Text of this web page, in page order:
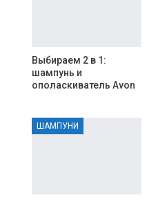
Выбираем 2 в 1:
шампунь и
ополаскиватель Avon
ШАМПУНИ